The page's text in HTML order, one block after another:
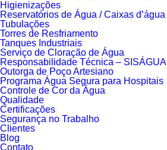
Higienizações
Reservatórios de Água / Caixas d’água
Tubulações
Torres de Resfriamento
Tanques Industriais
Serviço de Cloração de Água
Responsabilidade Técnica – SISÁGUA
Outorga de Poço Artesiano
Programa Água Segura para Hospitais
Controle de Cor da Água
Qualidade
Certificações
Segurança no Trabalho
Clientes
Blog
Contato